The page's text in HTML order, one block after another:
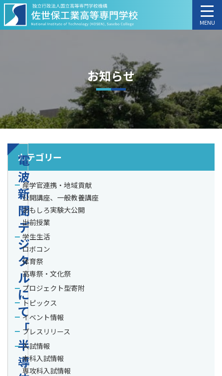
MENU
お知らせ
電
波
新
聞
デ
ジ
タ
ル
に
て
「
半
導
カテゴリー
産学官連携・地域貢献
公開講座、一般教養講座
おもしろ実験大公開
出前授業
学生生活
ロボコン
体育祭
高専祭・文化祭
プロジェクト型寄附
トピックス
イベント情報
プレスリリース
入試情報
本科入試情報
専攻科入試情報